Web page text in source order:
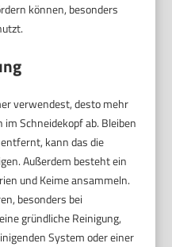
können, besonders
verwendest, desto mehr
Schneidekopf ab. Bleiben
kann das die
Außerdem besteht ein
und Keime ansammeln.
besonders bei
gründliche Reinigung,
System oder einer